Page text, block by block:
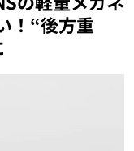
！“後方重